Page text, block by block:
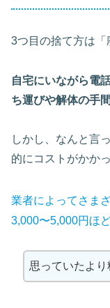
3つ目の捨て方は「
自宅にいながら電
ち運びや解体の手
しかし、なんと言
的にコストがかか
業者によってさま
3,000〜5,000円ほ
思っていたよ